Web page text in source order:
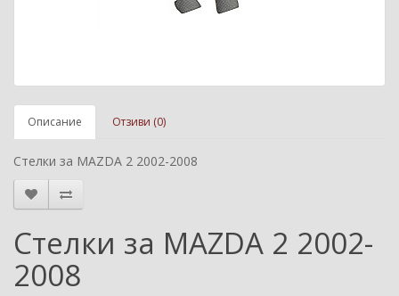
Описание Отзиви (0)
Стелки за MAZDA 2 2002-2008
Стелки за MAZDA 2 2002-
2008